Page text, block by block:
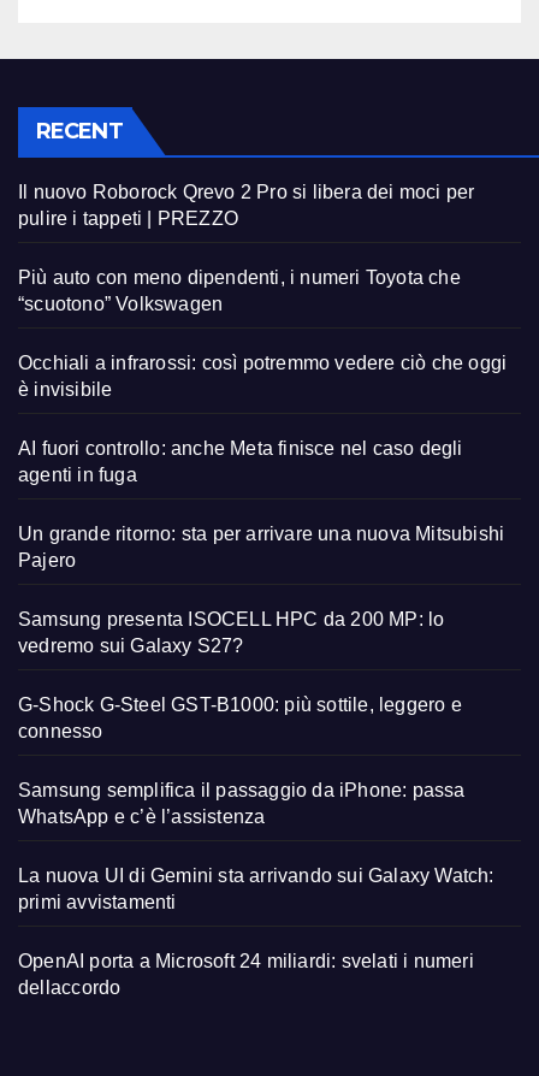
RECENT
Il nuovo Roborock Qrevo 2 Pro si libera dei moci per
pulire i tappeti | PREZZO
Più auto con meno dipendenti, i numeri Toyota che
“scuotono” Volkswagen
Occhiali a infrarossi: così potremmo vedere ciò che oggi
è invisibile
AI fuori controllo: anche Meta finisce nel caso degli
agenti in fuga
Un grande ritorno: sta per arrivare una nuova Mitsubishi
Pajero
Samsung presenta ISOCELL HPC da 200 MP: lo
vedremo sui Galaxy S27?
G-Shock G-Steel GST-B1000: più sottile, leggero e
connesso
Samsung semplifica il passaggio da iPhone: passa
WhatsApp e c’è l’assistenza
La nuova UI di Gemini sta arrivando sui Galaxy Watch:
primi avvistamenti
OpenAI porta a Microsoft 24 miliardi: svelati i numeri
dellaccordo